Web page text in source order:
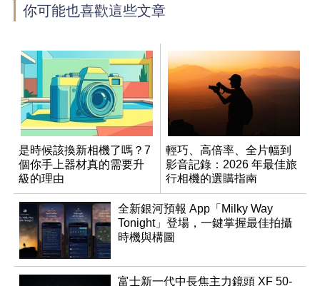
你可能也喜歡這些文章
是時候該換新相機了嗎？7
個你手上器材真的需要升
級的理由
輕巧、高倍率、全片幅到
影音記錄：2026 年最佳旅
行相機的選購指南
全新銀河預報 App「Milky Way
Tonight」登場，一鍵掌握最佳拍攝
時機與構圖
富士新一代中長焦主力鏡頭 XF 50-